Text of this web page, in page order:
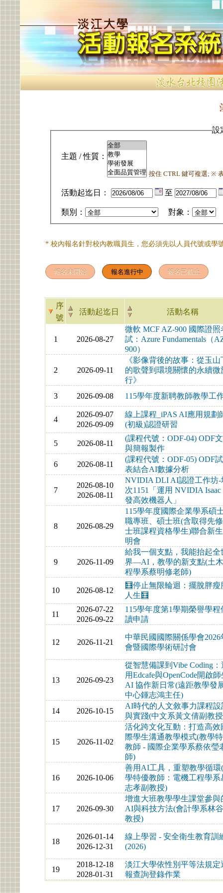
設
主題 / 性質：
按住 CTRL 鍵可複選; ※
活動起迄日： 至
類別： 對象：
* 校內報名針對校內教職員生，您必須先以人員代號或學
序
號
活動起迄日 活動名稱
1 2026-08-27
微軟 MCF AZ-900 國際證照
試：Azure Fundamentals（
900）
2 2026-09-11
《影像背後的故事：從玉山
的歌聲到環境關懷的永續微
行》
3
2026-09-08 115學年度新聘教師教學工
4
2026-09-07
2026-09-09
線上課程_iPAS AI應用規劃
(初級)認證研習
5 2026-08-11
(課程代號：ODF-04) ODF
與簡報製作
6
2026-08-11
(課程代號：ODF-05) ODF
表結合AI數據分析
7
2026-08-10
2026-08-11
NVIDIA DLI AI認證工作坊-
次1151「運用 NVIDIA Isaac
發高效機器人」
8 2026-08-29
115學年度國際企業學系碩
職專班、碩士班(含取得先
士班課程資格學生)聯合新
明會
9 2026-11-09
給我一個支點，我能抬起全
界—AI，教學的新支點(土
程學系蔡明修老師)
10 2026-08-12
🧮停止無限輪迴：擺脫胖瘦
人生🧮
11
2026-07-22
2026-09-22
115學年度第1學期榮譽學程
讀申請
12 2026-11-21
中華民國國際關係學會2026
會暨國際學術研討會
13 2026-09-23
從智慧備課到Vibe Coding：
用Edcafe與OpenCode開啟師
AI 協作新日常(遠距教學發
中心鍾志鴻主任)
14
2026-10-15
AI時代的人文敘事力課程設
與實踐(中文系黃文倩副教
15 2026-11-02
活化跨文化互動：打造高效
際學生溝通教學模式(教學
教師 - 國際企業學系蔡依瑩
師)
16 2026-10-06
善用AI工具，重塑教學循環
學特優教師：電機工程學系
志孝副教授)
17 2026-09-30
增進大班教學學生課堂參與
AI與科技方法(會計學系林
教授)
18
2026-01-14
2026-12-31
線上學習 - 安全衛生教育訓
(2026)
19
2018-12-18
2028-01-31
淡江大學依性別平等法規定
報查詢登錄作業